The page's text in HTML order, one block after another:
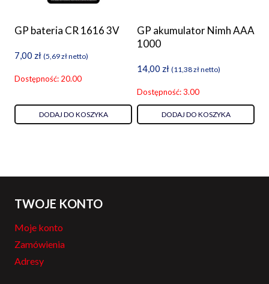
GP bateria CR 1616 3V
7,00 zł (5,69złnetto)
Dostępność: 20.00
DODAJ DO KOSZYKA
GP akumulator Nimh AAA
1000
14,00 zł (11,38złnetto)
Dostępność: 3.00
DODAJ DO KOSZYKA
TWOJE KONTO
Moje konto
Zamówienia
Adresy